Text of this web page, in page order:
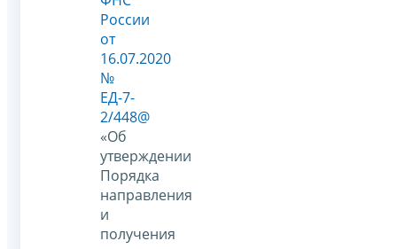
России
от
16.07.2020
№
ЕД-7-
2/448@
«Об
утверждении
Порядка
направления
и
получения